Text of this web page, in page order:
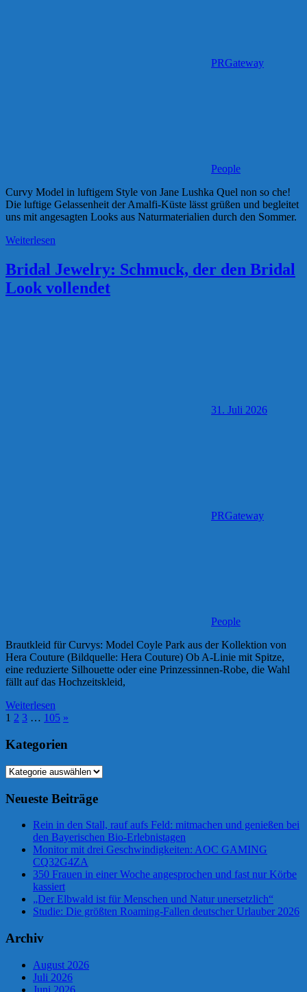
PRGateway
People
Curvy Model in luftigem Style von Jane Lushka Quel non so che!
Die luftige Gelassenheit der Amalfi-Küste lässt grüßen und begleitet
uns mit angesagten Looks aus Naturmaterialien durch den Sommer.
Weiterlesen
Bridal Jewelry: Schmuck, der den Bridal
Look vollendet
31. Juli 2026
PRGateway
People
Brautkleid für Curvys: Model Coyle Park aus der Kollektion von
Hera Couture (Bildquelle: Hera Couture) Ob A-Linie mit Spitze,
eine reduzierte Silhouette oder eine Prinzessinnen-Robe, die Wahl
fällt auf das Hochzeitskleid,
Weiterlesen
Seitennummerierung
der
Beiträge
1 2 3 … 105 Nächste
»
Kategorien
Kategorien
Neueste Beiträge
Rein in den Stall, rauf aufs Feld: mitmachen und genießen bei
den Bayerischen Bio-Erlebnistagen
Monitor mit drei Geschwindigkeiten: AOC GAMING
CQ32G4ZA
350 Frauen in einer Woche angesprochen und fast nur Körbe
kassiert
„Der Elbwald ist für Menschen und Natur unersetzlich“
Studie: Die größten Roaming-Fallen deutscher Urlauber 2026
Archiv
August 2026
Juli 2026
Juni 2026